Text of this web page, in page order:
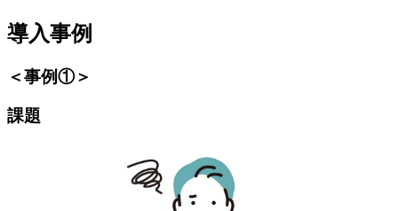
導入事例
＜事例①＞
課題